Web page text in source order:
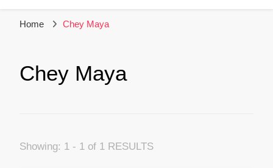
Mothers Life
Home Chey Maya
Chey Maya
Showing: 1 - 1 of 1 RESULTS